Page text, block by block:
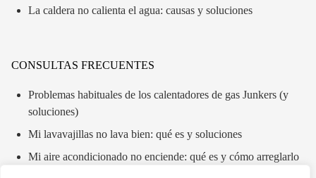
La caldera no calienta el agua: causas y soluciones
CONSULTAS FRECUENTES
Problemas habituales de los calentadores de gas Junkers (y
soluciones)
Mi lavavajillas no lava bien: qué es y soluciones
Mi aire acondicionado no enciende: qué es y cómo arreglarlo